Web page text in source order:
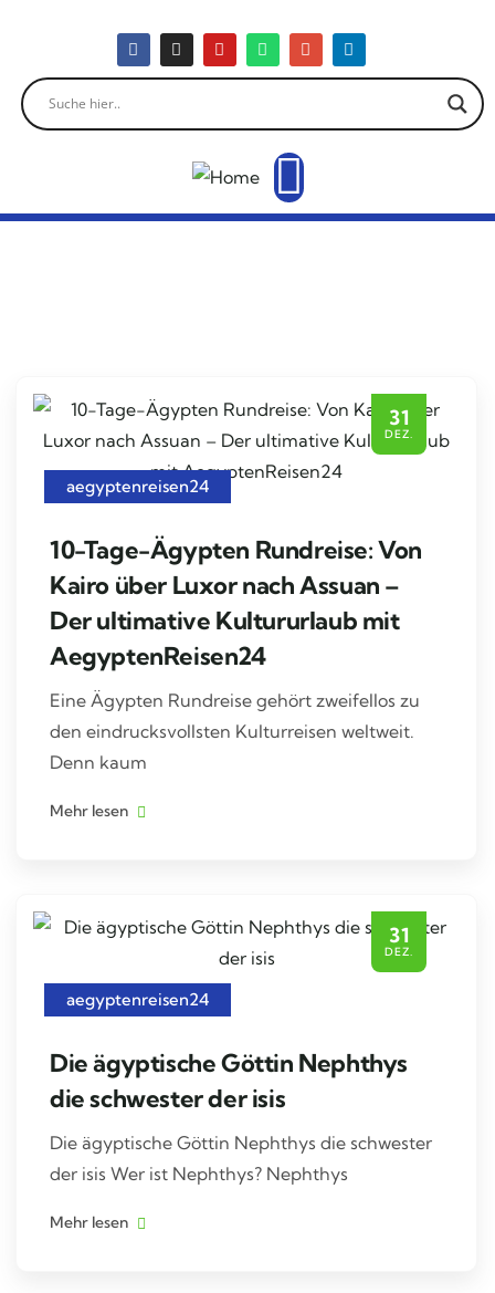
31
DEZ.
aegyptenreisen24
10-Tage-Ägypten Rundreise: Von
Kairo über Luxor nach Assuan –
Der ultimative Kultururlaub mit
AegyptenReisen24
Eine Ägypten Rundreise gehört zweifellos zu
den eindrucksvollsten Kulturreisen weltweit.
Denn kaum
Mehr lesen
31
DEZ.
aegyptenreisen24
Die ägyptische Göttin Nephthys
die schwester der isis
Die ägyptische Göttin Nephthys die schwester
der isis Wer ist Nephthys? Nephthys
Mehr lesen